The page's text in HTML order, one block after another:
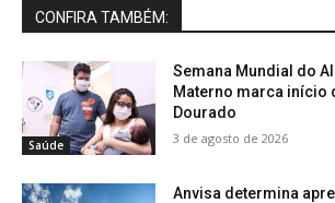
CONFIRA TAMBÉM:
Saúde
Semana Mundial do
Materno marca início
Dourado
3 de agosto de 2026
Anvisa determina